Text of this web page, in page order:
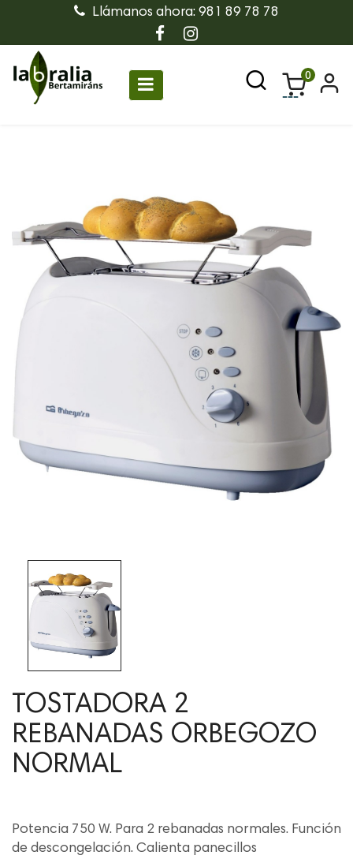
Llámanos ahora: 981 89 78 78
Navegación
de
☰
0
TOSTADORA 2
REBANADAS ORBEGOZO
NORMAL
Potencia 750 W. Para 2 rebanadas normales. Función
de descongelación. Calienta panecillos